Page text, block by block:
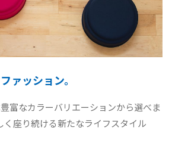
ァッション。
富なカラーバリエーションから選べま
く座り続ける新たなライフスタイル